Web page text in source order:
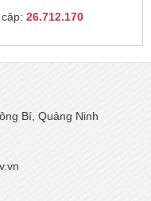
26.712.170
Bí, Quảng Ninh